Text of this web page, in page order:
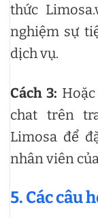
thức
nghiệm sự
dịch vụ.
Cách 3:
chat trên
Limosa để
nhân viên
5. Các câu